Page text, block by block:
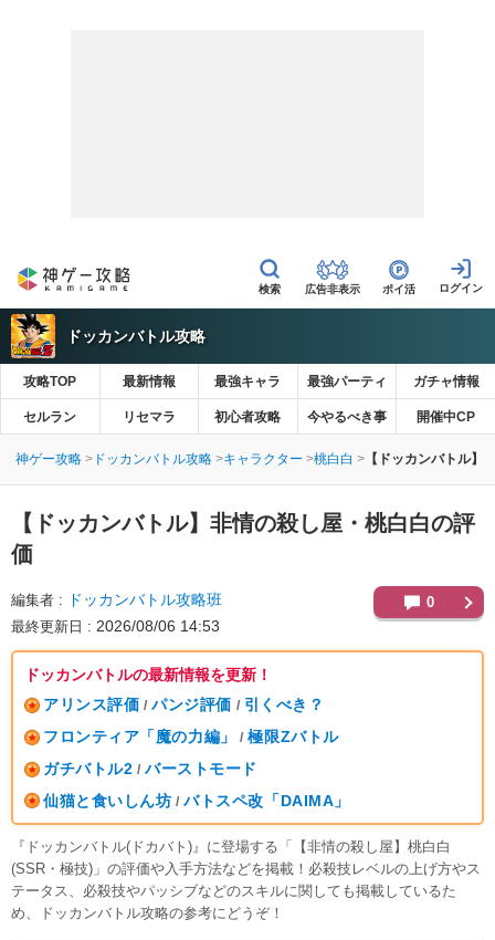
広告非表示 ポイ活
ドッカンバトル攻略
攻略TOP 最新情報 最強キャラ 最強パーティ ガチャ情報
セルラン リセマラ 初心者攻略 今やるべき事 開催中CP
神ゲー攻略 ドッカンバトル攻略 キャラクター 桃白白 【ドッカンバトル】
【ドッカンバトル】 非情の殺し屋・桃白白の評
価
編集者 ドッカンバトル攻略班
最終更新日 2026/08/06 14:53
0
ドッカンバトルの最新情報を更新！
アリンス評価 / パンジ評価 / 引くべき？
フロンティア「魔の力編」
/ 極限Zバトル
ガチバトル2 / バーストモード
仙猫と食いしん坊 / バトスペ改「DAIMA」
『ドッカンバトル(ドカバト)』に登場する「【非情の殺し屋】桃白白
(SSR・極技)」の評価や入手方法などを掲載！必殺技レベルの上げ方やス
テータス、必殺技やパッシブなどのスキルに関しても掲載しているた
め、ドッカンバトル攻略の参考にどうぞ！